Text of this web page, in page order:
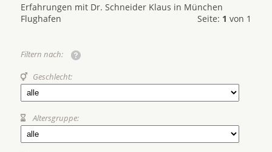
Erfahrungen mit Dr. Schneider Klaus in München
Flughafen
Seite: 1 von 1
Filtern nach:
Geschlecht:
Altersgruppe: